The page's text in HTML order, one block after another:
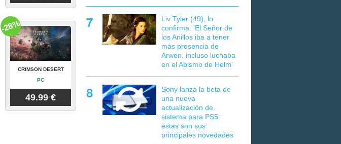
CRIMSON DESERT
PC
49.99 €
-28%
Liv Tyler (49), lo
confirma: 'El Señor de
los Anillos iba a tener
más presencia de
Arwen, incluso luchaba
en el Abismo de Helm'
Sony lanza la beta de
una nueva
actualización de
sistema para PS5:
estas son sus
principales novedades